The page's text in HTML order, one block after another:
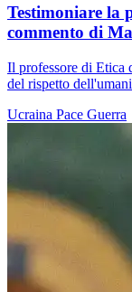
Testimoniare la
commento di
Il professore di Etica
del rispetto
Ucraina Pace Guerra